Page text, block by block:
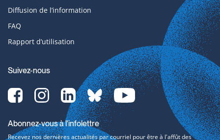
Diffusion de l’information
FAQ
Rapport d’utilisation
Suivez-nous
Facebook-
svg
Instagram-
svg
LinkedIn-
svg
bluesky-
svg
YouTube-
svg
Abonnez-vous à l'infolettre
Recevez nos dernières actualités par courriel pour être à l'affût des